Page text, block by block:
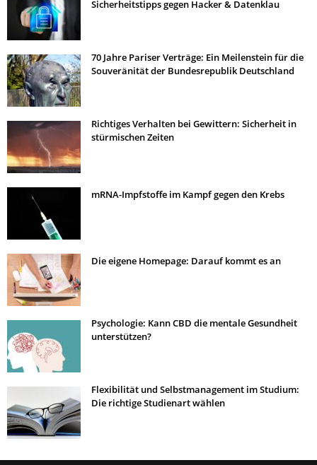
Sicherheitstipps gegen Hacker & Datenklau
70 Jahre Pariser Verträge: Ein Meilenstein für die
Souveränität der Bundesrepublik Deutschland
Richtiges Verhalten bei Gewittern: Sicherheit in
stürmischen Zeiten
mRNA-Impfstoffe im Kampf gegen den Krebs
Die eigene Homepage: Darauf kommt es an
Psychologie: Kann CBD die mentale Gesundheit
unterstützen?
Flexibilität und Selbstmanagement im Studium:
Die richtige Studienart wählen